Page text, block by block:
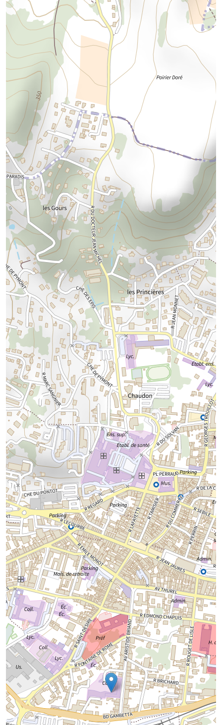
Chargement de la carte...